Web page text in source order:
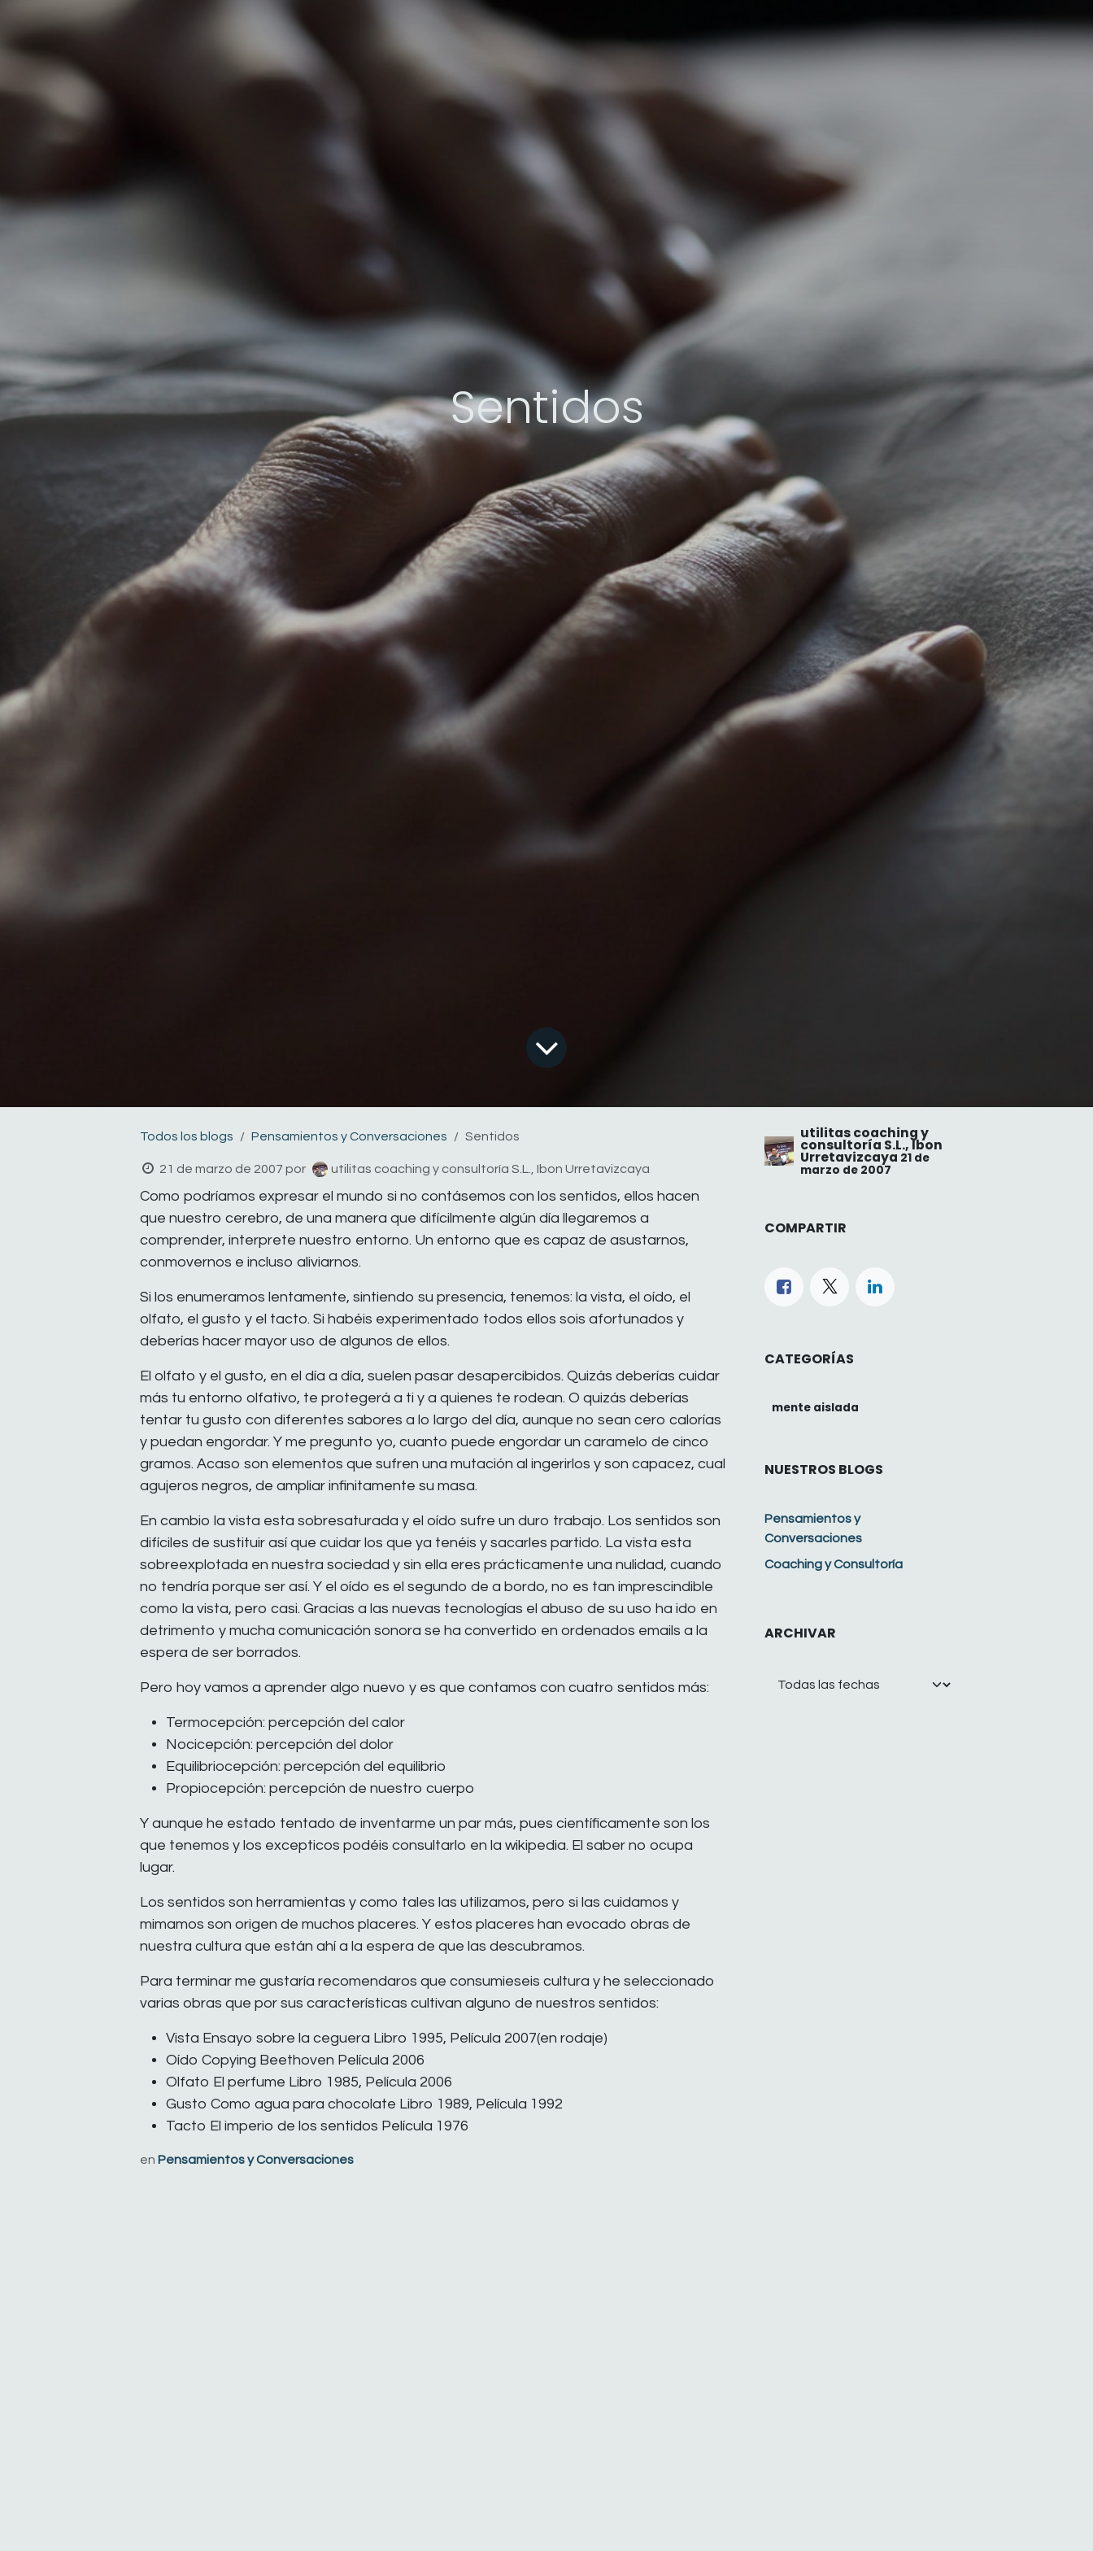
Sentidos
Todos los blogs Pensamientos y Conversaciones Sentidos
21 de marzo de 2007 por utilitas coaching y consultoría S.L., Ibon Urretavizcaya
Como podríamos expresar el mundo si no contásemos con los sentidos, ellos hacen
que nuestro cerebro, de una manera que difícilmente algún día llegaremos a
comprender, interprete nuestro entorno. Un entorno que es capaz de asustarnos,
conmovernos e incluso aliviarnos.
Si los enumeramos lentamente, sintiendo su presencia, tenemos: la vista, el oído, el
olfato, el gusto y el tacto. Si habéis experimentado todos ellos sois afortunados y
deberías hacer mayor uso de algunos de ellos.
El olfato y el gusto, en el día a día, suelen pasar desapercibidos. Quizás deberías cuidar
más tu entorno olfativo, te protegerá a ti y a quienes te rodean. O quizás deberías
tentar tu gusto con diferentes sabores a lo largo del día, aunque no sean cero calorías
y puedan engordar. Y me pregunto yo, cuanto puede engordar un caramelo de cinco
gramos. Acaso son elementos que sufren una mutación al ingerirlos y son capacez, cual
agujeros negros, de ampliar infinitamente su masa.
En cambio la vista esta sobresaturada y el oído sufre un duro trabajo. Los sentidos son
difíciles de sustituir así que cuidar los que ya tenéis y sacarles partido. La vista esta
sobreexplotada en nuestra sociedad y sin ella eres prácticamente una nulidad, cuando
no tendría porque ser así. Y el oído es el segundo de a bordo, no es tan imprescindible
como la vista, pero casi. Gracias a las nuevas tecnologías el abuso de su uso ha ido en
detrimento y mucha comunicación sonora se ha convertido en ordenados emails a la
espera de ser borrados.
Pero hoy vamos a aprender algo nuevo y es que contamos con cuatro sentidos más:
Termocepción: percepción del calor
Nocicepción: percepción del dolor
Equilibriocepción: percepción del equilibrio
Propiocepción: percepción de nuestro cuerpo
Y aunque he estado tentado de inventarme un par más, pues científicamente son los
que tenemos y los excepticos podéis consultarlo en la wikipedia. El saber no ocupa
lugar.
Los sentidos son herramientas y como tales las utilizamos, pero si las cuidamos y
mimamos son origen de muchos placeres. Y estos placeres han evocado obras de
nuestra cultura que están ahí a la espera de que las descubramos.
Para terminar me gustaría recomendaros que consumieseis cultura y he seleccionado
varias obras que por sus características cultivan alguno de nuestros sentidos:
Vista Ensayo sobre la ceguera Libro 1995, Película 2007(en rodaje)
Oído Copying Beethoven Película 2006
Olfato El perfume Libro 1985, Película 2006
Gusto Como agua para chocolate Libro 1989, Película 1992
Tacto El imperio de los sentidos Película 1976
en Pensamientos y Conversaciones
utilitas coaching y
consultoría S.L., Ibon
Urretavizcaya 21 de
marzo de 2007
COMPARTIR
CATEGORÍAS
mente aislada
NUESTROS BLOGS
Pensamientos y
Conversaciones
Coaching y Consultoría
ARCHIVAR